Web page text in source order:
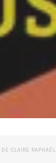
DE CLAIRE RAPHAËL